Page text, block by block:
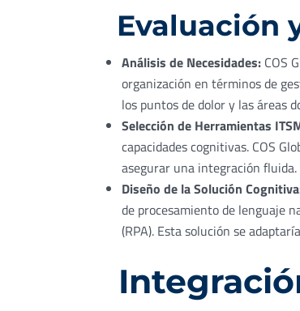
Evaluación
Análisis de Necesidades: COS
organización en términos de
los puntos de dolor y las áreas
Selección de Herramientas
capacidades cognitivas. COS
asegurar una integración fluida.
Diseño de la Solución
de procesamiento de lenguaje
(RPA). Esta solución se